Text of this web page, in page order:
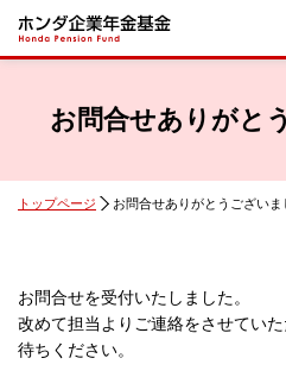
お問合せありがと
トップページ お問合せありがとうございま
お問合せを受付いたしました。
改めて担当よりご連絡をさせてい
待ちください。